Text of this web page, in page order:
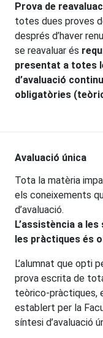
Prova de
totes dues proves
després d’haver
se reavaluar és
presentat a totes
d’avaluació
obligatòries
Avaluació única
Tota la matèria
els coneixements
d’avaluació.
L’assistència a
les pràctiques és
L’alumnat que opti
prova escrita de
teòrico-pràctiques,
establert per la
síntesi d’avaluació